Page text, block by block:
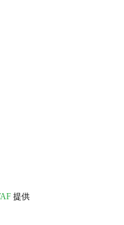
提供